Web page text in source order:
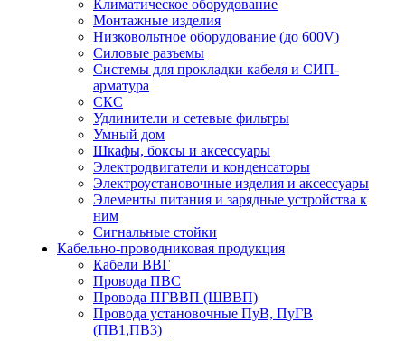
Климатическое оборудование
Монтажные изделия
Низковольтное оборудование (до 600V)
Силовые разъемы
Системы для прокладки кабеля и СИП-
арматура
СКС
Удлинители и сетевые фильтры
Умный дом
Шкафы, боксы и аксессуары
Электродвигатели и конденсаторы
Электроустановочные изделия и аксессуары
Элементы питания и зарядные устройства к
ним
Сигнальные стойки
Кабельно-проводниковая продукция
Кабели ВВГ
Провода ПВС
Провода ПГВВП (ШВВП)
Провода установочные ПуВ, ПуГВ
(ПВ1,ПВ3)